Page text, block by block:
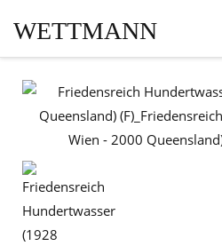
WETTMANN